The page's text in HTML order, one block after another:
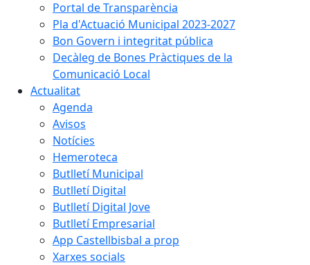
Portal de Transparència
Pla d'Actuació Municipal 2023-2027
Bon Govern i integritat pública
Decàleg de Bones Pràctiques de la
Comunicació Local
Actualitat
Agenda
Avisos
Notícies
Hemeroteca
Butlletí Municipal
Butlletí Digital
Butlletí Digital Jove
Butlletí Empresarial
App Castellbisbal a prop
Xarxes socials